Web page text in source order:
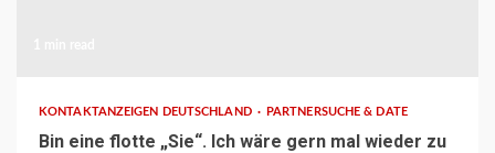
KONTAKTANZEIGEN DEUTSCHLAND PARTNERSUCHE & DATE
Bin eine flotte „Sie“. Ich wäre gern mal wieder zu